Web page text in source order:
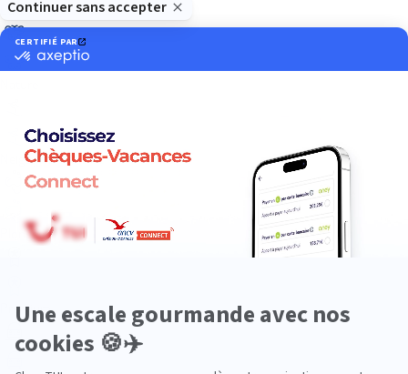
Luxe
Neige
Plongée
Premium